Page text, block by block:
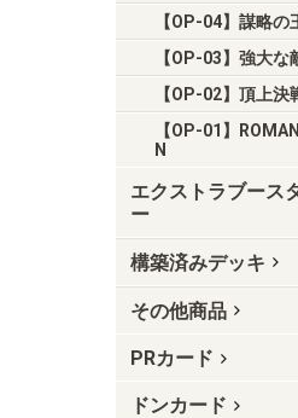
【OP-04】謀略の
【OP-03】強大な
【OP-02】頂上決
【OP-01】
N
エクストラブース
ー
構築済みデッキ
その他商品
PRカード
ドンカード